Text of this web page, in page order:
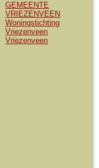
GEMEENTE
VRIEZENVEEN
Woningstichting
Vriezenveen
Vriezenveen